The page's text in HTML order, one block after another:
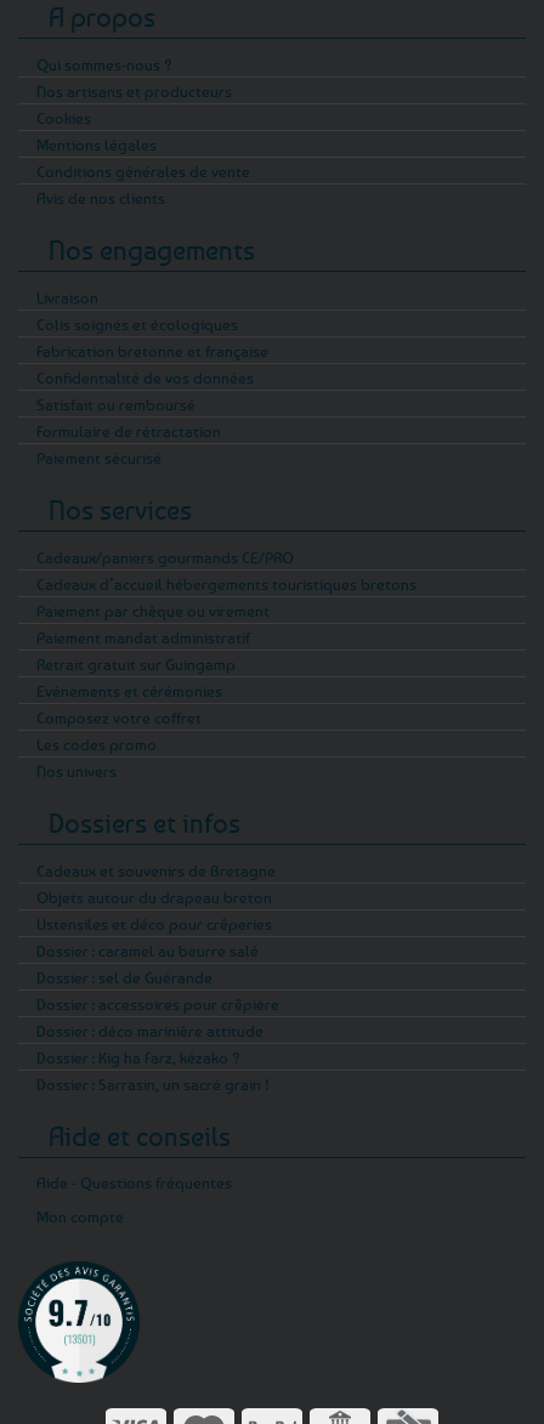
A propos
Qui sommes-nous ?
Nos artisans et producteurs
Cookies
Mentions légales
Conditions générales de vente
Avis de nos clients
Nos engagements
Livraison
Colis soignés et écologiques
Fabrication bretonne et française
Confidentialité de vos données
Satisfait ou remboursé
Formulaire de rétractation
Paiement sécurisé
Nos services
Cadeaux/paniers gourmands CE/PRO
Cadeaux d’accueil hébergements touristiques bretons
Paiement par chèque ou virement
Paiement mandat administratif
Retrait gratuit sur Guingamp
Evénements et cérémonies
Composez votre coffret
Les codes promo
Nos univers
Dossiers et infos
Cadeaux et souvenirs de Bretagne
Objets autour du drapeau breton
Ustensiles et déco pour crêperies
Dossier : caramel au beurre salé
Dossier : sel de Guérande
Dossier : accessoires pour crêpière
Dossier : déco marinière attitude
Dossier : Kig ha Farz, kézako ?
Dossier : Sarrasin, un sacré grain !
Aide et conseils
Aide - Questions fréquentes
Mon compte